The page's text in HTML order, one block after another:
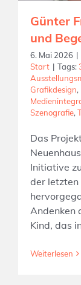
Günter
und
6. Mai 2026 |
Start | Tags:
Grafikdesign,
Szenografie,
Das
Initiative
der letzten
Andenken
Kind, das
Weiterlesen